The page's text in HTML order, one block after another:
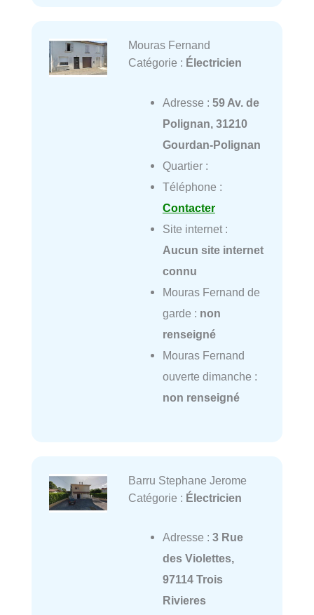
Mouras Fernand
Catégorie : Électricien
Adresse : 59 Av. de
Polignan, 31210
Gourdan-Polignan
Quartier :
Téléphone :
Contacter
Site internet :
Aucun site internet
connu
Mouras Fernand de
garde : non
renseigné
Mouras Fernand
ouverte dimanche :
non renseigné
Barru Stephane Jerome
Catégorie : Électricien
Adresse : 3 Rue
des Violettes,
97114 Trois
Rivieres